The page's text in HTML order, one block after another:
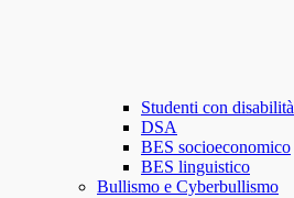
Studenti con disabilità
DSA
BES socioeconomico
BES linguistico
Bullismo e Cyberbullismo